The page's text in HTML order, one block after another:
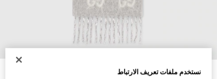
وشاح من مزيج صوف الألباكا بنقش GG
نستخدم ملفات تعريف الارتباط